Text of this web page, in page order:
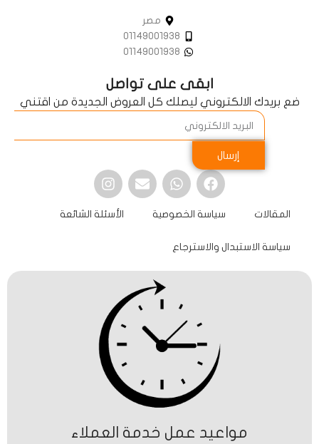
مصر
01149001938
01149001938
ابقى على تواصل
ضع بريدك الالكتروني ليصلك كل العروض الجديدة من اقتني
إرسال
المقالات سياسة الخصوصية الأسئلة الشائعة
سياسة الاستبدال والاسترجاع
مواعيد عمل خدمة العملاء